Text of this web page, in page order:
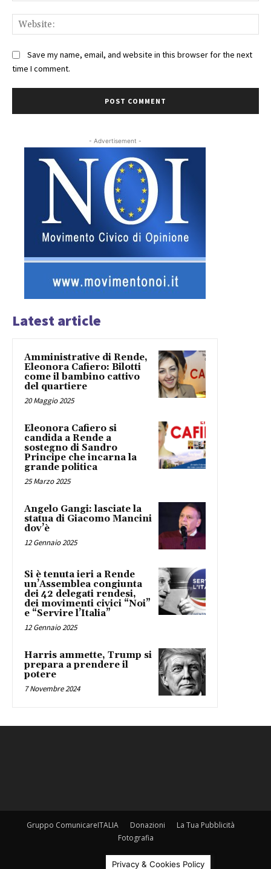
Save my name, email, and website in this browser for the next
time I comment.
- Advertisement -
Latest article
Amministrative di Rende,
Eleonora Cafiero: Bilotti
come il bambino cattivo
del quartiere
20 Maggio 2025
Eleonora Cafiero si
candida a Rende a
sostegno di Sandro
Principe che incarna la
grande politica
25 Marzo 2025
Angelo Gangi: lasciate la
statua di Giacomo Mancini
dov’è
12 Gennaio 2025
Si è tenuta ieri a Rende
un’Assemblea congiunta
dei 42 delegati rendesi,
dei movimenti civici “Noi”
e “Servire l’Italia”
12 Gennaio 2025
Harris ammette, Trump si
prepara a prendere il
potere
7 Novembre 2024
Gruppo ComunicareITALIA Donazioni
La Tua Pubblicità
Fotografia
Privacy & Cookies Policy